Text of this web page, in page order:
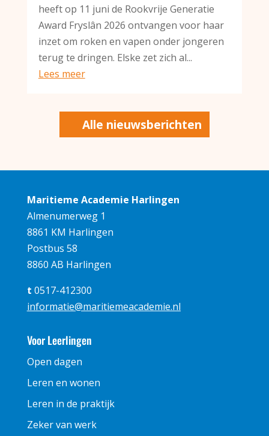
heeft op 11 juni de Rookvrije Generatie
Award Fryslân 2026 ontvangen voor haar
inzet om roken en vapen onder jongeren
terug te dringen. Elske zet zich al...
Lees meer
Alle nieuwsberichten
Maritieme Academie Harlingen
Almenumerweg 1
8861 KM Harlingen
Postbus 58
8860 AB Harlingen
t 0517-412300
informatie@maritiemeacademie.nl
Voor Leerlingen
Open dagen
Leren en wonen
Leren in de praktijk
Zeker van werk